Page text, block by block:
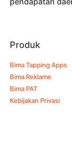
Produk
Bima Tapping Apps
Bima Reklame
Bima PAT
Kebijakan Privasi